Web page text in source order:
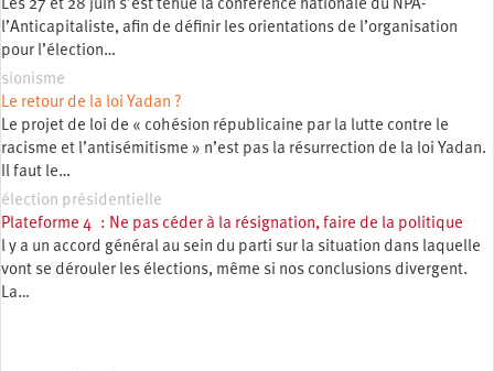
Les 27 et 28 juin s’est tenue la conférence nationale du NPA-
l’Anticapitaliste, afin de définir les orientations de l’organisation
pour l’élection…
sionisme
Le retour de la loi Yadan ?
Le projet de loi de « cohésion républicaine par la lutte contre le
racisme et l’antisémitisme » n’est pas la résurrection de la loi Yadan.
Il faut le…
élection présidentielle
Plateforme 4 : Ne pas céder à la résignation, faire de la politique
l y a un accord général au sein du parti sur la situation dans laquelle
vont se dérouler les élections, même si nos conclusions divergent.
La…